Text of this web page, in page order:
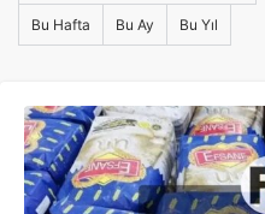
Bu Hafta Bu Ay Bu Yıl